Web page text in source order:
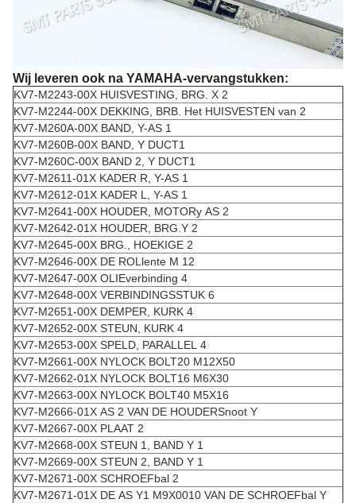
Wij leveren ook na YAMAHA-vervangstukken:
KV7-M2243-00X HUISVESTING, BRG. X 2
KV7-M2244-00X DEKKING, BRB. Het HUISVESTEN van 2
KV7-M260A-00X BAND, Y-AS 1
KV7-M260B-00X BAND, Y DUCT1
KV7-M260C-00X BAND 2, Y DUCT1
KV7-M2611-01X KADER R, Y-AS 1
KV7-M2612-01X KADER L, Y-AS 1
KV7-M2641-00X HOUDER, MOTORy AS 2
KV7-M2642-01X HOUDER, BRG.Y 2
KV7-M2645-00X BRG., HOEKIGE 2
KV7-M2646-00X DE ROLlente M 12
KV7-M2647-00X OLIEverbinding 4
KV7-M2648-00X VERBINDINGSSTUK 6
KV7-M2651-00X DEMPER, KURK 4
KV7-M2652-00X STEUN, KURK 4
KV7-M2653-00X SPELD, PARALLEL 4
KV7-M2661-00X NYLOCK BOLT20 M12X50
KV7-M2662-01X NYLOCK BOLT16 M6X30
KV7-M2663-00X NYLOCK BOLT40 M5X16
KV7-M2666-01X AS 2 VAN DE HOUDERSnoot Y
KV7-M2667-00X PLAAT 2
KV7-M2668-00X STEUN 1, BAND Y 1
KV7-M2669-00X STEUN 2, BAND Y 1
KV7-M2671-00X SCHROEFbal 2
KV7-M2671-01X DE AS Y1 M9X0010 VAN DE SCHROEFbal Y